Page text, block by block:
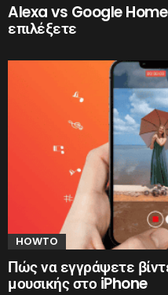
Alexa vs Google
επιλέξετε
HOWTO
Πώς να εγγράψετε
μουσικής στο iPhone